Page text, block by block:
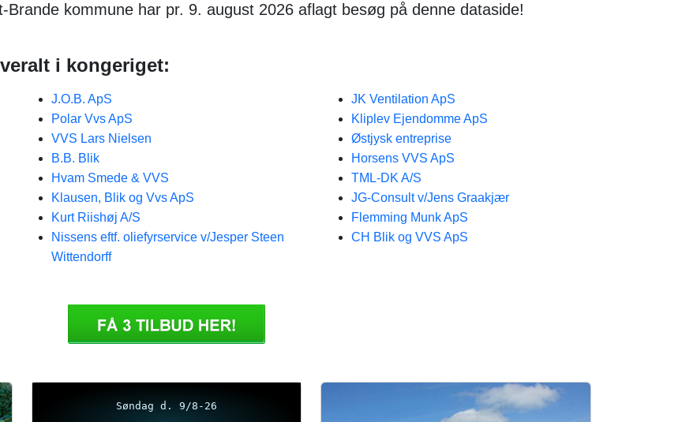
kommune har pr. 9. august 2026 aflagt besøg på denne dataside!
i kongeriget:
J.O.B. ApS
Polar Vvs ApS
VVS Lars Nielsen
B.B. Blik
Hvam Smede & VVS
Klausen, Blik og Vvs ApS
Kurt Riishøj A/S
Nissens eftf. oliefyrservice v/Jesper Steen
Wittendorff
JK Ventilation ApS
Kliplev Ejendomme ApS
Østjysk entreprise
Horsens VVS ApS
TML-DK A/S
JG-Consult v/Jens Graakjær
Flemming Munk ApS
CH Blik og VVS ApS
Søndag d. 9/8-26